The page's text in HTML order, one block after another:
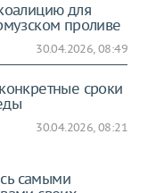
для
проливе
30.04.2026, 08:49
сроки
30.04.2026, 08:21
самыми